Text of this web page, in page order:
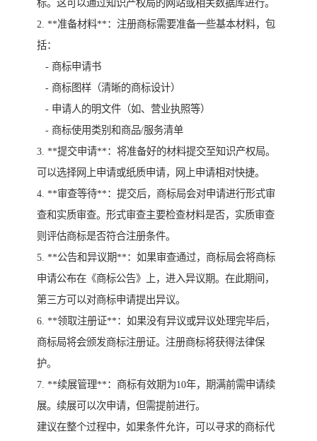
标。这可以通过知识产权局的网站或相关数据库进行。
2. **准备材料**：注册商标需要准备一些基本材料，包
括：
- 商标申请书
- 商标图样（清晰的商标设计）
- 申请人的明文件（如、营业执照等）
- 商标使用类别和商品/服务清单
3. **提交申请**：将准备好的材料提交至知识产权局。
可以选择网上申请或纸质申请，网上申请相对快捷。
4. **审查等待**：提交后，商标局会对申请进行形式审
查和实质审查。形式审查主要检查材料是否，实质审查
则评估商标是否符合注册条件。
5. **公告和异议期**：如果审查通过，商标局会将商标
申请公布在《商标公告》上，进入异议期。在此期间，
第三方可以对商标申请提出异议。
6. **领取注册证**：如果没有异议或异议处理完毕后，
商标局将会颁发商标注册证。注册商标将获得法律保
护。
7. **续展管理**：商标有效期为10年，期满前需申请续
展。续展可以次申请，但需提前进行。
建议在整个过程中，如果条件允许，可以寻求的商标代